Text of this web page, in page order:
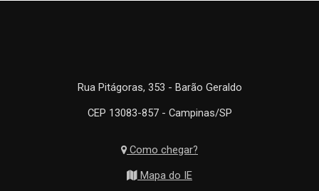
Rua Pitágoras, 353 - Barão Geraldo
CEP 13083-857 - Campinas/SP
Como chegar?
Mapa do IE